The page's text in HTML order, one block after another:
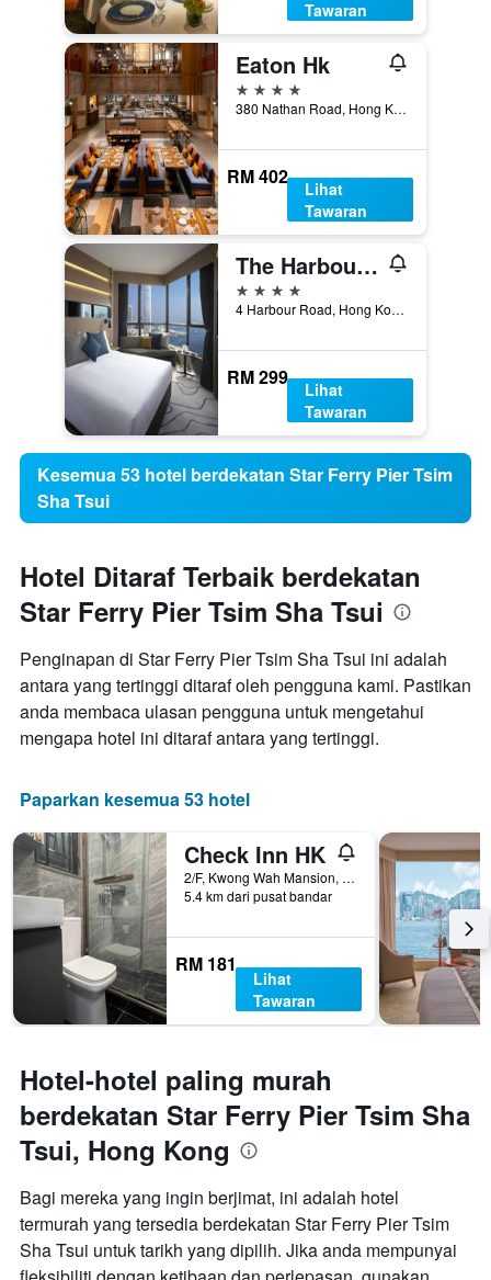
Tawaran
Eaton Hk
4 bintang
380 Nathan Road, Hong Kong, Hong Kong
RM 402
Lihat
Tawaran
The Harbourview - Chinese Ymca Of Hong Kong
4 bintang
4 Harbour Road, Hong Kong, Hong Kong
RM 299
Lihat
Tawaran
Kesemua 53 hotel berdekatan Star Ferry Pier Tsim
Sha Tsui
Hotel Ditaraf Terbaik berdekatan
Star Ferry Pier Tsim Sha Tsui
Penginapan di Star Ferry Pier Tsim Sha Tsui ini adalah
antara yang tertinggi ditaraf oleh pengguna kami. Pastikan
anda membaca ulasan pengguna untuk mengetahui
mengapa hotel ini ditaraf antara yang tertinggi.
Paparkan kesemua 53 hotel
Check Inn HK
2/F, Kwong Wah Mansion, 269-273 Hennessy Road, Hong Kong, Hong Kong
5.4 km dari pusat bandar
RM 181
Lihat
Tawaran
Hotel-hotel paling murah
berdekatan Star Ferry Pier Tsim Sha
Tsui, Hong Kong
Bagi mereka yang ingin berjimat, ini adalah hotel
termurah yang tersedia berdekatan Star Ferry Pier Tsim
Sha Tsui untuk tarikh yang dipilih. Jika anda mempunyai